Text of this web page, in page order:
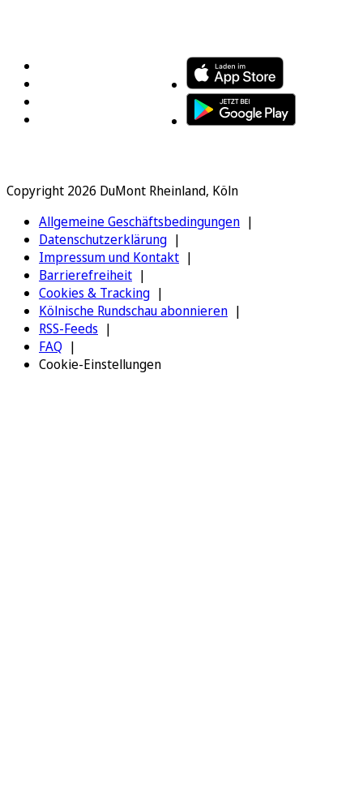
Copyright 2026 DuMont Rheinland, Köln
Allgemeine Geschäftsbedingungen
Datenschutzerklärung
Impressum und Kontakt
Barrierefreiheit
Cookies & Tracking
Kölnische Rundschau abonnieren
RSS-Feeds
FAQ
Cookie-Einstellungen